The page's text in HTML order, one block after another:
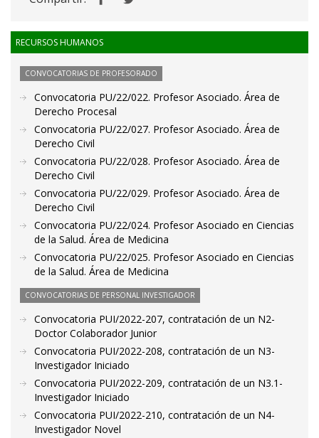
RECURSOS HUMANOS
CONVOCATORIAS DE PROFESORADO
Convocatoria PU/22/022. Profesor Asociado. Área de
Derecho Procesal
Convocatoria PU/22/027. Profesor Asociado. Área de
Derecho Civil
Convocatoria PU/22/028. Profesor Asociado. Área de
Derecho Civil
Convocatoria PU/22/029. Profesor Asociado. Área de
Derecho Civil
Convocatoria PU/22/024. Profesor Asociado en Ciencias
de la Salud. Área de Medicina
Convocatoria PU/22/025. Profesor Asociado en Ciencias
de la Salud. Área de Medicina
CONVOCATORIAS DE PERSONAL INVESTIGADOR
Convocatoria PUI/2022-207, contratación de un N2-
Doctor Colaborador Junior
Convocatoria PUI/2022-208, contratación de un N3-
Investigador Iniciado
Convocatoria PUI/2022-209, contratación de un N3.1-
Investigador Iniciado
Convocatoria PUI/2022-210, contratación de un N4-
Investigador Novel